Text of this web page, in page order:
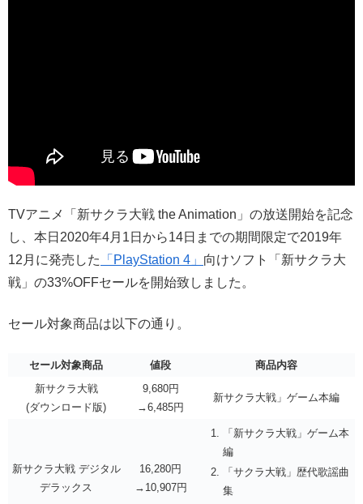
TVアニメ「新サクラ大戦 the Animation」の放送開始を記念
し、本日2020年4月1日から14日までの期間限定で2019年
12月に発売した
「PlayStation 4」 向けソフト「新サクラ大
戦」の33%OFFセールを開始致しました。
セール対象商品は以下の通り。
セール対象商品 値段
商品内容
新サクラ大戦
(ダウンロード版)
9,680円
→6,485円
新サクラ大戦」ゲーム本編
新サクラ大戦 デジタル
デラックス
16,280円
→10,907円
「新サクラ大戦」ゲーム本
編
「サクラ大戦」歴代歌謡曲
集